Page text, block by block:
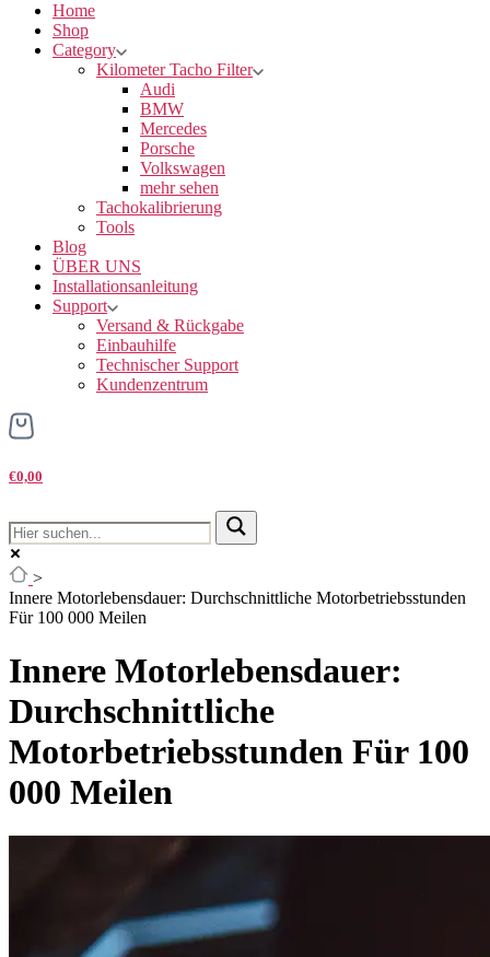
Home
Shop
Category
Kilometer Tacho Filter
Audi
BMW
Mercedes
Porsche
Volkswagen
mehr sehen
Tachokalibrierung
Tools
Blog
ÜBER UNS
Installationsanleitung
Support
Versand & Rückgabe
Einbauhilfe
Technischer Support
Kundenzentrum
€0,00
>
Innere Motorlebensdauer: Durchschnittliche Motorbetriebsstunden
Für 100 000 Meilen
Innere Motorlebensdauer:
Durchschnittliche
Motorbetriebsstunden Für 100
000 Meilen